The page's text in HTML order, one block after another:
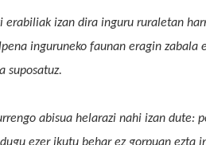
erabiliak izan dira inguru ruraletan
inguruneko faunan eragin zabala
suposatuz.
abisua helarazi nahi izan dute: